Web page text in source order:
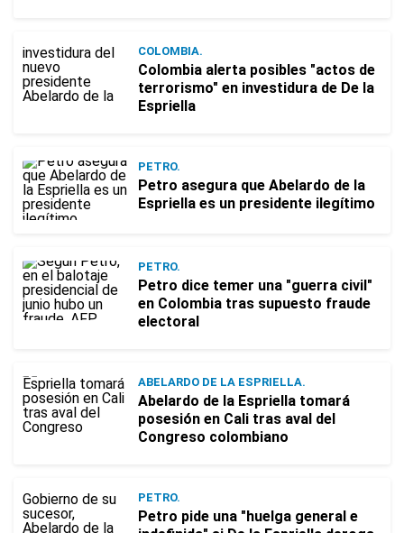
COLOMBIA.
Colombia alerta posibles "actos de
terrorismo" en investidura de De la
Espriella
PETRO.
Petro asegura que Abelardo de la
Espriella es un presidente ilegítimo
PETRO.
Petro dice temer una "guerra civil"
en Colombia tras supuesto fraude
electoral
ABELARDO DE LA ESPRIELLA.
Abelardo de la Espriella tomará
posesión en Cali tras aval del
Congreso colombiano
PETRO.
Petro pide una "huelga general e